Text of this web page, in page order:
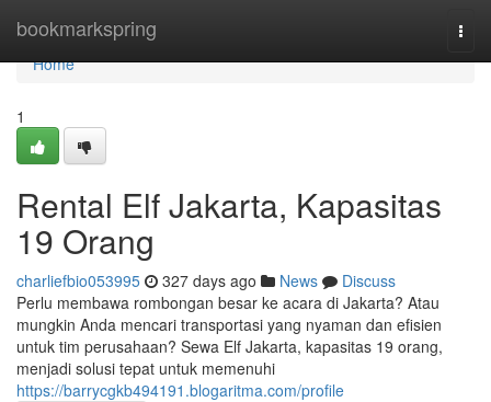
bookmarkspring
Home
Home
1
Rental Elf Jakarta, Kapasitas
19 Orang
charliefbio053995 327 days ago News
Discuss
Perlu membawa rombongan besar ke acara di Jakarta? Atau
mungkin Anda mencari transportasi yang nyaman dan efisien
untuk tim perusahaan? Sewa Elf Jakarta, kapasitas 19 orang,
menjadi solusi tepat untuk memenuhi
https://barrycgkb494191.blogaritma.com/profile